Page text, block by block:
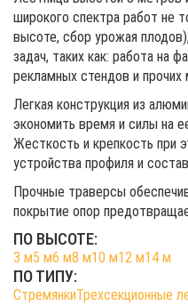
широкого спектра работ не
высоте, сбор урожая
задач, таких как: работа на
рекламных стендов и
Легкая конструкция из
экономить время и силы на
Жесткость и крепкость при
устройства профиля и
Прочные траверсы
покрытие опор
ПО ВЫСОТЕ:
3 м5 м6 м8 м10 м12 м14 м
ПО ТИПУ:
СтремянкиТрехсекционные